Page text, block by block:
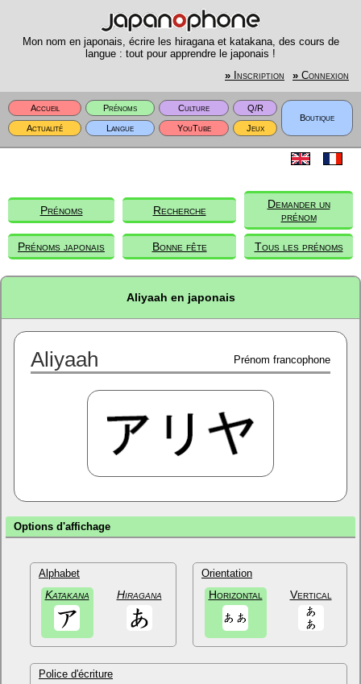
Mon nom en japonais, écrire les hiragana et katakana, des cours de
langue : tout pour apprendre le japonais !
» Inscription » Connexion
Accueil Prénoms Culture
Q/R
Boutique
Actualité
Langue YouTube Jeux
Prénoms Recherche
Demander un
prénom
Prénoms japonais Bonne fête Tous les prénoms
Aliyaah en japonais
Aliyaah Prénom francophone
Options d'affichage
Alphabet
Katakana Hiragana
Orientation
Horizontal Vertical
Police d'écriture